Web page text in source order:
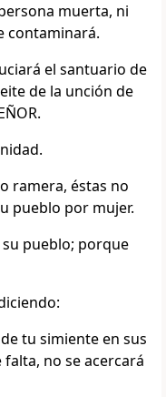
muerta, ni
contaminará.
el santuario de
de la unción de
ramera, éstas no
pueblo por mujer.
pueblo; porque
tu simiente en sus
no se acercará